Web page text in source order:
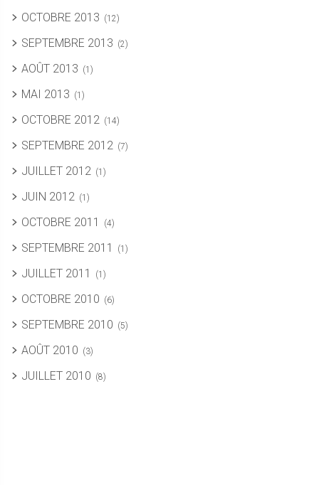
OCTOBRE 2013 (12)
SEPTEMBRE 2013 (2)
AOÛT 2013 (1)
MAI 2013 (1)
OCTOBRE 2012 (14)
SEPTEMBRE 2012 (7)
JUILLET 2012 (1)
JUIN 2012 (1)
OCTOBRE 2011 (4)
SEPTEMBRE 2011 (1)
JUILLET 2011 (1)
OCTOBRE 2010 (6)
SEPTEMBRE 2010 (5)
AOÛT 2010 (3)
JUILLET 2010 (8)